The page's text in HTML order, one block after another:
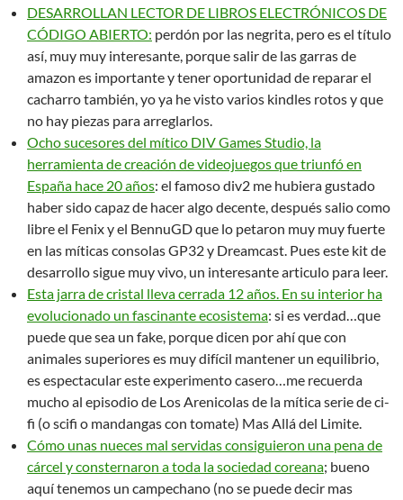
DESARROLLAN LECTOR DE LIBROS ELECTRÓNICOS DE
CÓDIGO ABIERTO: perdón por las negrita, pero es el título
así, muy muy interesante, porque salir de las garras de
amazon es importante y tener oportunidad de reparar el
cacharro también, yo ya he visto varios kindles rotos y que
no hay piezas para arreglarlos.
Ocho sucesores del mítico DIV Games Studio, la
herramienta de creación de videojuegos que triunfó en
España hace 20 años: el famoso div2 me hubiera gustado
haber sido capaz de hacer algo decente, después salio como
libre el Fenix y el BennuGD que lo petaron muy muy fuerte
en las míticas consolas GP32 y Dreamcast. Pues este kit de
desarrollo sigue muy vivo, un interesante articulo para leer.
Esta jarra de cristal lleva cerrada 12 años. En su interior ha
evolucionado un fascinante ecosistema: si es verdad…que
puede que sea un fake, porque dicen por ahí que con
animales superiores es muy difícil mantener un equilibrio,
es espectacular este experimento casero…me recuerda
mucho al episodio de Los Arenicolas de la mítica serie de ci-
fi (o scifi o mandangas con tomate) Mas Allá del Limite.
Cómo unas nueces mal servidas consiguieron una pena de
cárcel y consternaron a toda la sociedad coreana; bueno
aquí tenemos un campechano (no se puede decir mas